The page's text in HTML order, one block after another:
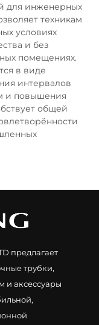
для инженерных
техникам
условиях
и без
помещениях.
в виде
интервалов
и повышения
общей
предлагает
трубки,
и аксессуары